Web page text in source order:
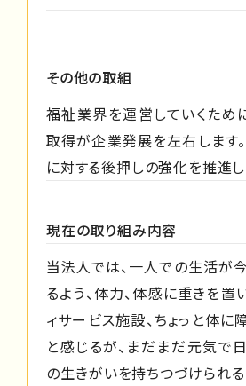
その他の取組
福祉業界を運営していくため
取得が企業発展を左右します
に対する後押しの強化を推進し
現在の取り組み内容
当法人では、一人での生活が
るよう、体力、体感に重きを
ィサービス施設、ちょっと体
と感じるが、まだまだ元気で
の生きがいを持ちつづけられる